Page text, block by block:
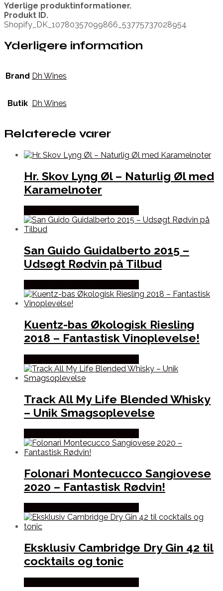
Yderlige produktinformationer.
Produkt ID.
Shopify_DK_10780357099866_53775737028954
Yderligere information
Brand Dh Wines
Butik Dh Wines
Relaterede varer
Hr. Skov Lyng Øl – Naturlig Øl med
Karamelnoter
San Guido Guidalberto 2015 –
Udsøgt Rødvin på Tilbud
Kuentz-bas Økologisk Riesling
2018 – Fantastisk Vinoplevelse!
Track All My Life Blended Whisky
– Unik Smagsoplevelse
Folonari Montecucco Sangiovese
2020 – Fantastisk Rødvin!
Eksklusiv Cambridge Dry Gin 42 til
cocktails og tonic